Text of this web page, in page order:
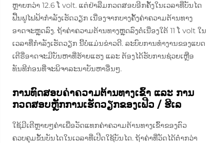
ຫຼາຍກວ່າ 12.6 ໂ volt. ແຕ່ຢ່າລືມກວດສອບອີກຄັ້ງໃນເວລາທີ່ບັນໄດ
ຟື້ນຟູໄຟຟ້າກຳລັງເຮັດວຽກ ເນື່ອງຈາກບາງຄັ້ງຄ່າຄວາມຕ້ານທາງ
ອາດຈະຫຼຸດລົງ. ຖ້າຄ່າຄວາມຕ້ານທາງຫຼຸດລົງຕໍ່ເນື່ອງໃຕ້ 11 ໂ volt ໃນ
ເວລາທີ່ກຳລັງເຮັດວຽກ ນີ້ບໍ່ແມ່ນຂ່າວດີ. ລະບົບການທຳງານຂອງແບດ
ເຕີຣີ່ອາດຈະມີບັນຫາທີ່ຮ້າຍແຮງ ແລະ ຕ້ອງໄດ້ຮັບການຊ່ວຍເຫຼືອ
ທັນທີກ່ອນທີ່ຈະພິຈາລະນາບັນຫາອື່ນໆ.
ການທົດສອບຄ່າຄວາມຕ້ານທາງເຂົ້າ ແລະ ການ
ກວດສອບຫຼັກການເຮັດວຽກຂອງເຟີວ / ຮີເລ
ໃຊ້ມີເຕີຫຼາຍໆຄ່າເພື່ອວັດແທກຄ່າຄວາມຕ້ານທາງເຂົ້າຂອງຕົວ
ຄວບຄຸມຂັ້ນບັນໄດໃນເວລາທີ່ເປີດໃຊ້ບັນໄດ. ຖ້າຄ່າທີ່ວັດໄດ້ຕ່ຳກວ່າ